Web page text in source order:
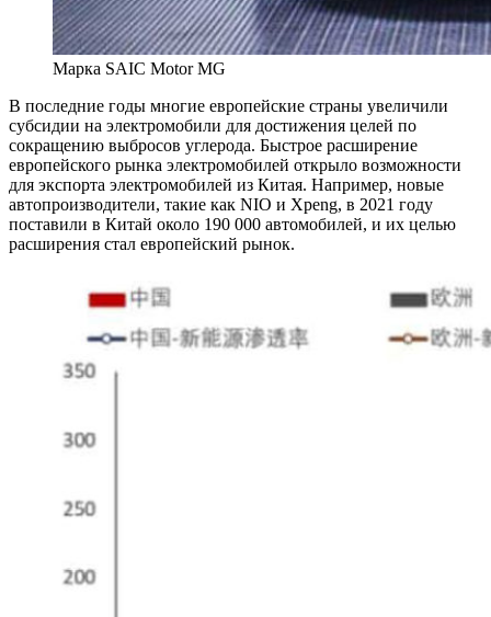
Марка SAIC Motor MG
В последние годы многие европейские страны увеличили
субсидии на электромобили для достижения целей по
сокращению выбросов углерода. Быстрое расширение
европейского рынка электромобилей открыло возможности
для экспорта электромобилей из Китая. Например, новые
автопроизводители, такие как NIO и Xpeng, в 2021 году
поставили в Китай около 190 000 автомобилей, и их целью
расширения стал европейский рынок.